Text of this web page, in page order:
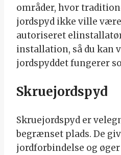
områder, hvor
jordspyd ikke ville
autoriseret
installation, så du kan
jordspyddet fungerer
Skruejordspyd
Skruejordspyd er
begrænset plads. De
jordforbindelse og